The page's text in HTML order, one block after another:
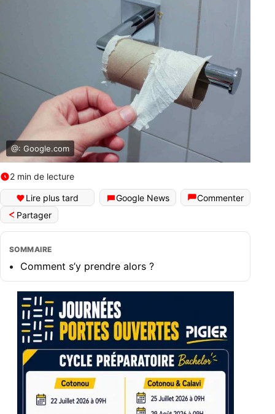
@: Google.com
2 min de lecture
Lire plus tard Google News
Commenter
Partager
SOMMAIRE
Comment s’y prendre alors ?